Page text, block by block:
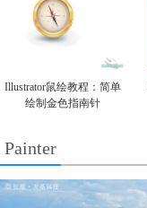
Illustrator鼠绘教程：简单
绘制金色指南针
Painter